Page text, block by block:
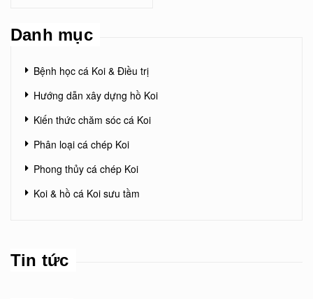
Danh mục
Bệnh học cá Koi & Điều trị
Hướng dẫn xây dựng hồ Koi
Kiến thức chăm sóc cá Koi
Phân loại cá chép Koi
Phong thủy cá chép Koi
Koi & hồ cá Koi sưu tầm
Tin tức